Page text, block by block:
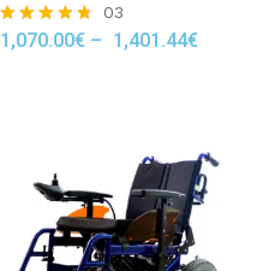
Rated
03
1,070.00€ – 1,401.44€